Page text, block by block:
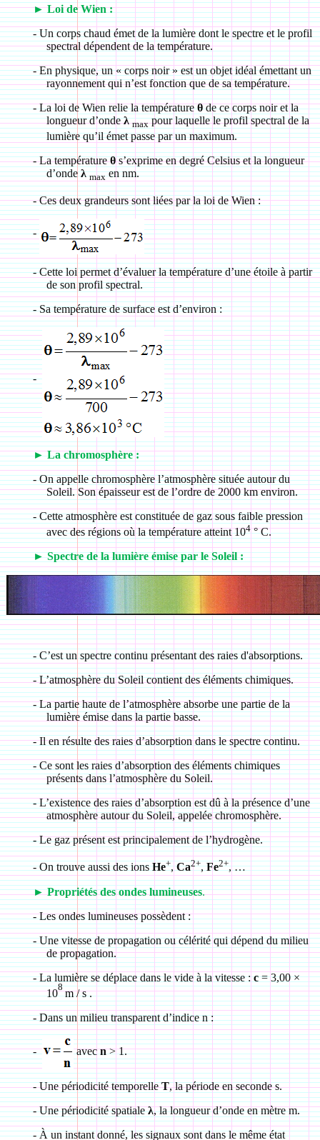
► Loi de Wien :
- Un corps chaud émet de la lumière dont le spectre et le profil
spectral dépendent de la température.
- En physique, un « corps noir » est un objet idéal émettant un
rayonnement qui n’est fonction que de sa température.
- La loi de Wien relie la températureθde ce corps noir et la
longueur d’ondeλmax pour laquelle le profil spectral de la
lumière qu’il émet passe par un maximum.
- La températureθs’exprime en degré Celsius et la longueur
d’ondeλmax en nm.
- Ces deux grandeurs sont liées par la loi de Wien :
-
- Cette loi permet d’évaluer la température d’une étoile à partir
de son profil spectral.
- Sa température de surface est d’environ :
-
► La chromosphère :
- On appelle chromosphère l’atmosphère située autour du
Soleil. Son épaisseur est de l’ordre de2000 kmenviron.
- Cette atmosphère est constituée de gaz sous faible pression
avec des régions où la température atteint 104° C.
► Spectre de la lumière émise par leSoleil :
- C’est un spectre continu présentant des raies d'absorptions.
- L’atmosphère du Soleil contient des éléments chimiques.
- La partie haute de l’atmosphère absorbe une partie de la
lumière émise dans la partie basse.
- Il en résulte des raies d’absorption dans le spectre continu.
- Ce sont les raies d’absorption des éléments chimiques
présents dans l’atmosphère du Soleil.
- L’existence des raies d’absorption est dû à la présence d’une
atmosphère autour du Soleil, appelée chromosphère.
- Le gaz présent est principalement de l’hydrogène.
- On trouve aussi des ionsHe+,Ca2+,Fe2+, …
► Propriétés des ondes lumineuses.
- Les ondes lumineuses possèdent :
- Une vitesse de propagation ou célérité qui dépend du milieu
de propagation.
- La lumière se déplace dans le vide à la vitesse :c= 3,00×
10
8
m / s.
- Dans un milieu transparent d’indice n :
- avecn> 1.
- Une périodicité temporelleT, la période en seconde s.
- Une périodicité spatialeλ, la longueur d’onde en mètre m.
- Àun instant donné, les signaux sont dans le même état